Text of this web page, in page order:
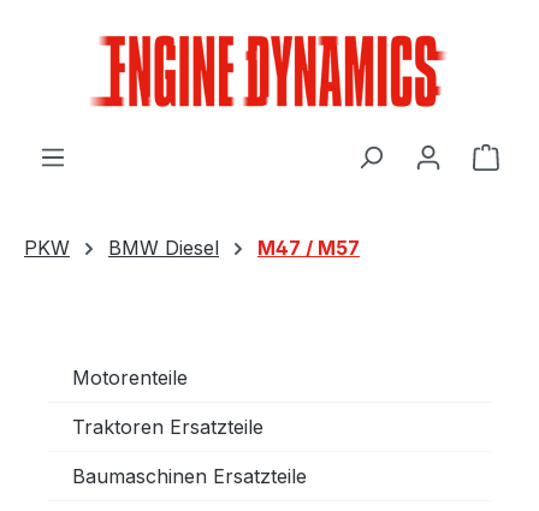
PKW BMW Diesel M47 / M57
Motorenteile
Traktoren Ersatzteile
Baumaschinen Ersatzteile